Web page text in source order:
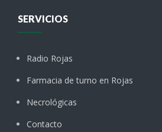
SERVICIOS
Radio Rojas
Farmacia de turno en Rojas
Necrológicas
Contacto